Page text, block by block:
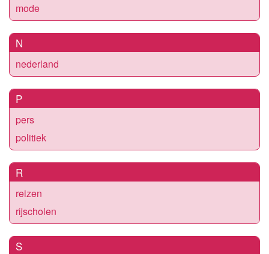
mode
N
nederland
P
pers
politiek
R
reizen
rijscholen
S